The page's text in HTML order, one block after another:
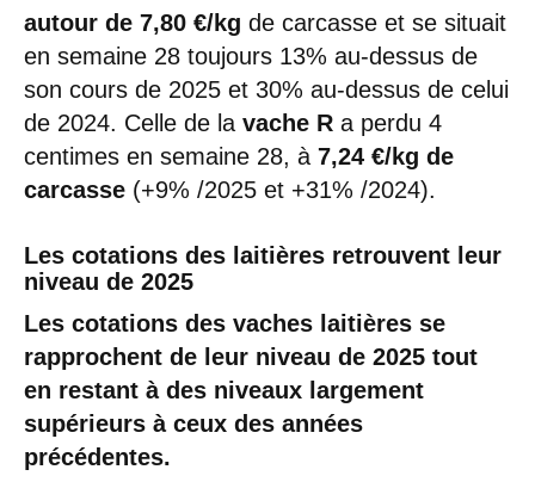
autour de 7,80 €/kg de carcasse et se situait
en semaine 28 toujours 13% au-dessus de
son cours de 2025 et 30% au-dessus de celui
de 2024. Celle de la vache R a perdu 4
centimes en semaine 28, à 7,24 €/kg de
carcasse (+9% /2025 et +31% /2024).
Les cotations des laitières retrouvent leur
niveau de 2025
Les cotations des vaches laitières se
rapprochent de leur niveau de 2025 tout
en restant à des niveaux largement
supérieurs à ceux des années
précédentes.